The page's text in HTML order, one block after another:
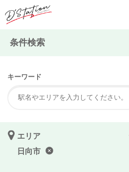
条件検索
キーワード
エリア
日向市